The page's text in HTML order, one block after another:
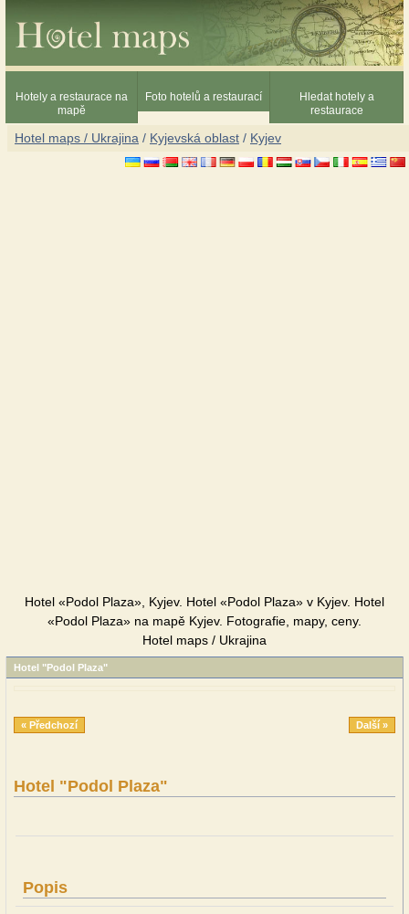
Hotely a restaurace na
mapě
Foto hotelů a restaurací
Hledat hotely a
restaurace
Hotel maps / Ukrajina / Kyjevská oblast / Kyjev
Hotel «Podol Plaza», Kyjev. Hotel «Podol Plaza» v Kyjev. Hotel
«Podol Plaza» na mapě Kyjev. Fotografie, mapy, ceny.
Hotel maps / Ukrajina
Hotel "Podol Plaza"
« Předchozí Další »
Hotel "Podol Plaza"
Popis